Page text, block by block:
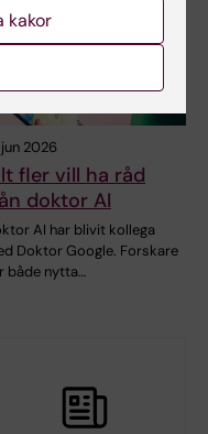
jun 2026
fler vill ha råd
doktor AI
AI har blivit kollega
Doktor Google. Forskare
både nytta…
kakor